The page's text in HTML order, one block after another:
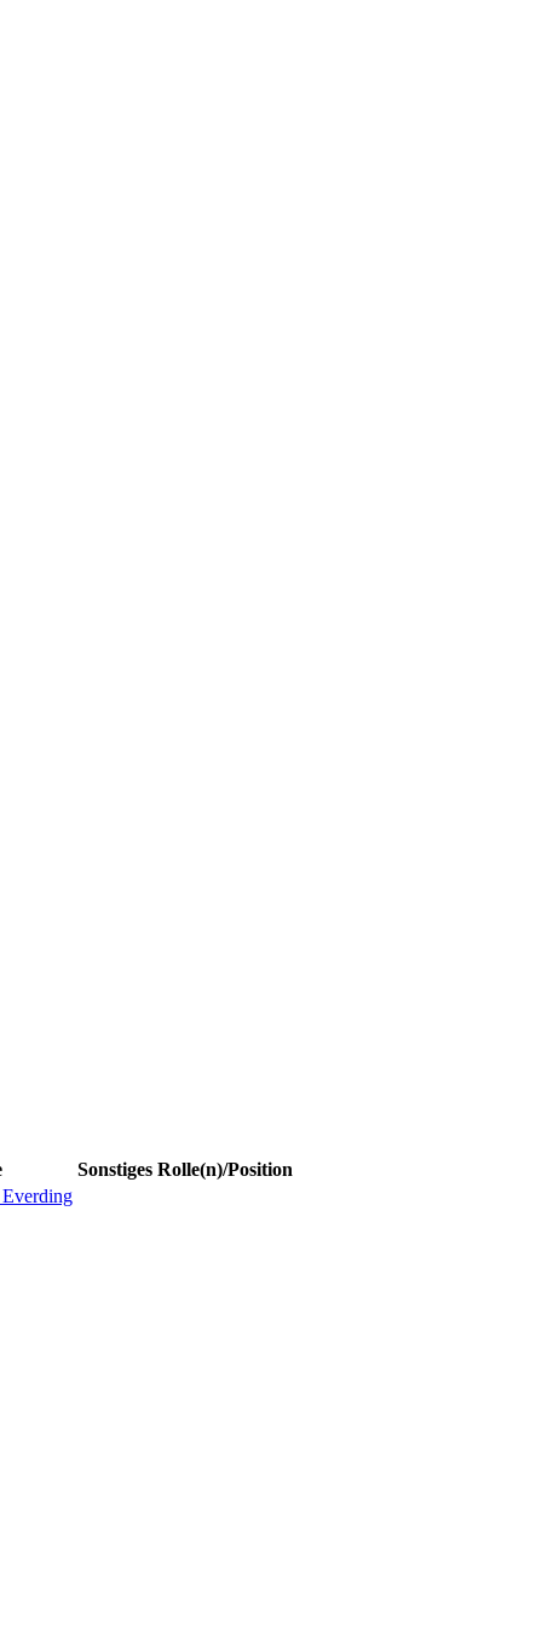
Sonstiges Rolle(n)/Position